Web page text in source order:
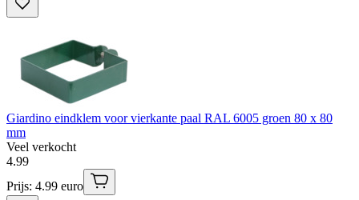
Giardino eindklem voor vierkante paal RAL 6005 groen 80 x 80
mm
Veel verkocht
4.99
Prijs: 4.99 euro